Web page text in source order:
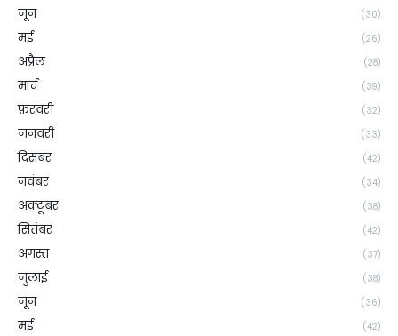
जून (30)
मई (26)
अप्रैल (28)
मार्च (39)
फ़रवरी (32)
जनवरी (33)
दिसंबर (42)
नवंबर (34)
अक्टूबर (38)
सितंबर (42)
अगस्त (37)
जुलाई (38)
जून (36)
मई (42)